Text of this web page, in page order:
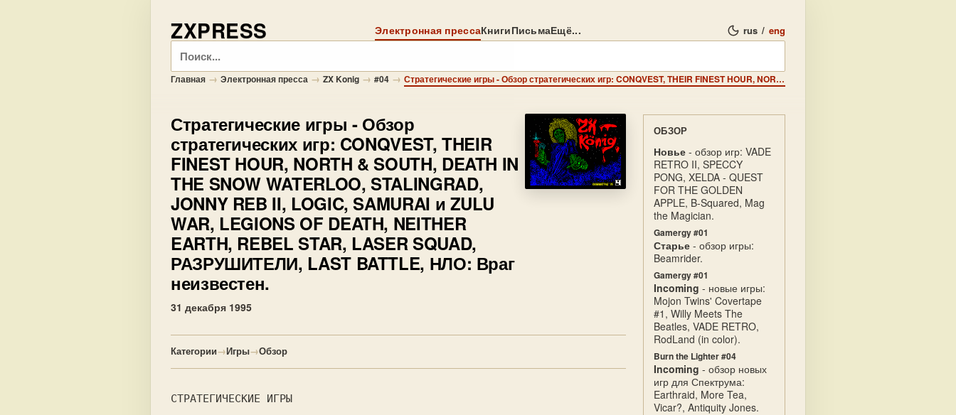
ZXPRESS Электронная прессаКнигиПисьмаЕщё... rus / eng
Поиск
Главная → Электронная пресса → ZX Konig → #04 → Стратегические игры - Обзор стратегических игр: CONQVEST, THEIR FINEST HOUR, NORTH & SOUTH, DEATH IN THE SNOW WATERLOO, STALINGRAD, JONNY REB II, LOGIC, SAMURAI и ZULU WAR, LEGIONS OF DEATH, NEITHER EARTH, REBEL STAR, LASER SQUAD, РАЗРУШИТЕЛИ, LAST BATTLE, НЛО: Враг неизвестен.
Стратегические игры - Обзор
стратегических игр: CONQVEST, THEIR
FINEST HOUR, NORTH & SOUTH, DEATH IN
THE SNOW WATERLOO, STALINGRAD,
JONNY REB II, LOGIC, SAMURAI и ZULU
WAR, LEGIONS OF DEATH, NEITHER
EARTH, REBEL STAR, LASER SQUAD,
РАЗРУШИТЕЛИ, LAST BATTLE, НЛО: Враг
неизвестен.
31 декабря 1995
Категории→Игры→Обзор
СТРАТЕГИЧЕСКИЕ ИГРЫ
ОБЗОР
Новье - обзор игр: VADE
RETRO II, SPECCY
PONG, XELDA - QUEST
FOR THE GOLDEN
APPLE, B-Squared, Mag
the Magician.
Gamergy #01
Старье - обзор игры:
Beamrider.
Gamergy #01
Incoming - новые игры:
Mojon Twins' Covertape
#1, Willy Meets The
Beatles, VADE RETRO,
RodLand (in color).
Burn the Lighter #04
Incoming - обзор новых
игр для Спектрума:
Earthraid, More Tea,
Vicar?, Antiquity Jones.